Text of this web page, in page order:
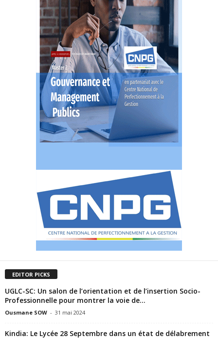
EDITOR PICKS
UGLC-SC: Un salon de l’orientation et de l’insertion Socio-
Professionnelle pour montrer la voie de...
Ousmane SOW - 31 mai 2024
Kindia: Le Lycée 28 Septembre dans un état de délabrement